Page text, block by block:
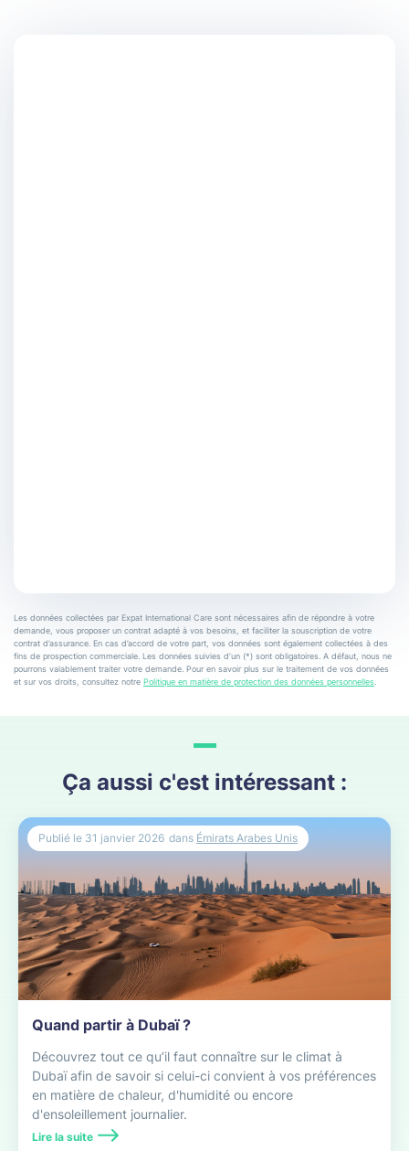
Les données collectées par Expat International Care sont nécessaires afin de répondre à votre
demande, vous proposer un contrat adapté à vos besoins, et faciliter la souscription de votre
contrat d’assurance. En cas d’accord de votre part, vos données sont également collectées à des
fins de prospection commerciale. Les données suivies d’un (*) sont obligatoires. A défaut, nous ne
pourrons valablement traiter votre demande. Pour en savoir plus sur le traitement de vos données
et sur vos droits, consultez notre Politique en matière de protection des données personnelles
Ça aussi c'est intéressant :
Quand partir à Dubaï ?
Découvrez tout ce qu’il faut connaître sur le climat à
Dubaï afin de savoir si celui-ci convient à vos préférences
en matière de chaleur, d'humidité ou encore
d'ensoleillement journalier.
Lire la suite
Publié le 31 janvier 2026 dans Émirats Arabes Unis